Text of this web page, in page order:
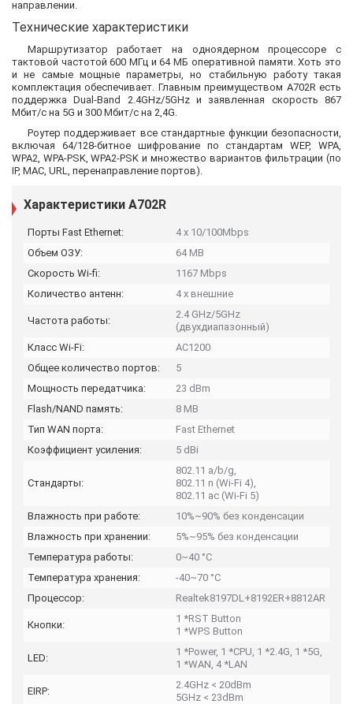
направлении.
Технические характеристики
Маршрутизатор работает на одноядерном процессоре с
тактовой частотой 600 МГц и 64 МБ оперативной памяти. Хоть это
и не самые мощные параметры, но стабильную работу такая
комплектация обеспечивает. Главным преимуществом A702R есть
поддержка Dual-Band 2.4GHz/5GHz и заявленная скорость 867
Мбит/с на 5G и 300 Мбит/с на 2,4G.
Роутер поддерживает все стандартные функции безопасности,
включая 64/128-битное шифрование по стандартам WEP, WPA,
WPA2, WPA-PSK, WPA2-PSK и множество вариантов фильтрации (по
IP, MAC, URL, перенаправление портов).
Характеристики A702R
Порты Fast Ethernet:
4 x 10/100Mbps
Объем ОЗУ:
64 MB
Скорость Wi-fi:
1167 Mbps
Количество антенн:
4 х внешние
Частота работы:
2.4 GHz/5GHz
(двухдиапазонный)
Класс Wi-Fi:
AC1200
Общее количество портов:
5
Мощность передатчика:
23 dBm
Flash/NAND память:
8 MB
Тип WAN порта:
Fast Ethernet
Коэффициент усиления:
5 dBi
Стандарты:
802.11 a/b/g,
802.11 n (Wi-Fi 4),
802.11 ac (Wi-Fi 5)
Влажность при работе:
10%~90% без конденсации
Влажность при хранении:
5%~95% без конденсации
Температура работы:
0~40 °C
Температура хранения:
-40~70 °C
Процессор:
Realtek8197DL+8192ER+8812AR
Кнопки:
1 *RST Button
1 *WPS Button
LED:
1 *Power, 1 *CPU, 1 *2.4G, 1 *5G,
1 *WAN, 4 *LAN
EIRP:
2.4GHz < 20dBm
5GHz < 23dBm